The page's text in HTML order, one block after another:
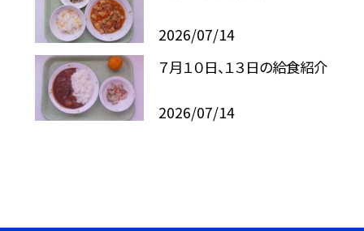
2026/07/14
７月１０日、１３日の給食紹介
2026/07/14